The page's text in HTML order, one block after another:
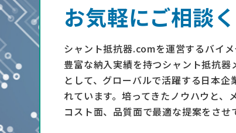
お気軽にご相談
シャント抵抗器.comを運営するバイ
豊富な納入実績を持つシャント抵抗
として、グローバルで活躍する日本
れています。培ってきたノウハウと、
コスト面、品質面で最適な提案をさせ